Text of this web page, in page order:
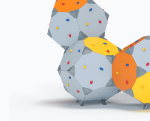
Комплексы для лазания
3 категории
Спорт
4 категории